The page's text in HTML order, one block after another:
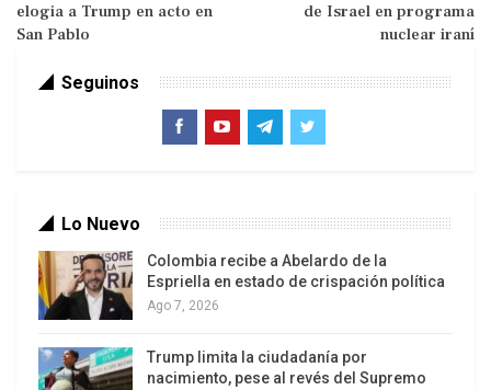
años librada por Israel contra el país persa, el
enemigo sionista, con la colaboración de Estados
Unidos, ha derramado la sangre de unos 1000
ciudadanos iraníes.
identificado hasta ahora 935 mártires”, ha
Según el portavoz judicial, entre los mártires se
encuentran 38 niños y 102 mujeres, algunas de
las cuales estaban embarazadas.
elogia a Trump en acto en
San Pablo
de Israel en programa
nuclear iraní
Seguinos
Lo Nuevo
Colombia recibe a Abelardo de la
Espriella en estado de crispación política
Ago 7, 2026
Trump limita la ciudadanía por
nacimiento, pese al revés del Supremo